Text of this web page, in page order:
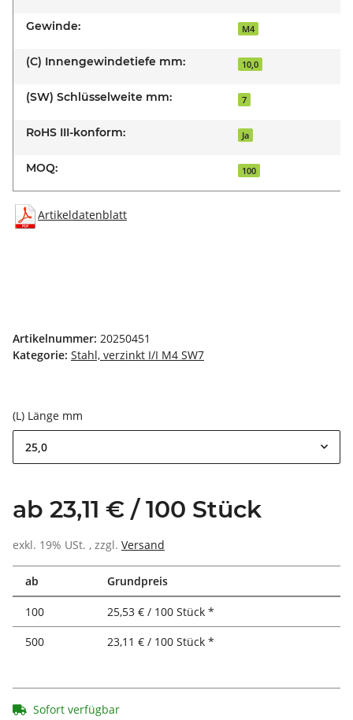
Gewinde: M4
(C) Innengewindetiefe mm: 10,0
(SW) Schlüsselweite mm: 7
RoHS III-konform: Ja
MOQ: 100
Artikeldatenblatt
Artikelnummer: 20250451
Kategorie: Stahl, verzinkt I/I M4 SW7
(L) Länge mm
25,0
ab 23,11 € / 100 Stück
exkl. 19% USt. , zzgl. Versand
ab Grundpreis
100
25,53 € / 100 Stück *
500
23,11 € / 100 Stück *
Sofort verfügbar